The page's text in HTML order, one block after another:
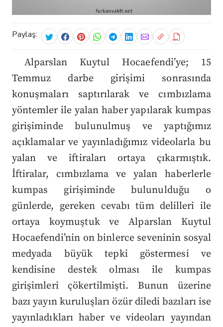
Paylaş:
Alparslan Kuytul Hocaefendi’ye; 15
Temmuz darbe girişimi sonrasında
konuşmaları saptırılarak ve cımbızlama
yöntemler ile yalan haber yapılarak kumpas
girişiminde bulunulmuş ve yaptığımız
açıklamalar ve yayınladığımız videolarla bu
yalan ve iftiraları ortaya çıkarmıştık.
İftiralar, cımbızlama ve yalan haberlerle
kumpas girişiminde bulunulduğu o
günlerde, gereken cevabı tüm delilleri ile
ortaya koymuştuk ve Alparslan Kuytul
Hocaefendi’nin on binlerce seveninin sosyal
medyada büyük tepki göstermesi ve
kendisine destek olması ile kumpas
girişimleri çökertilmişti. Bunun üzerine
bazı yayın kuruluşları özür diledi bazıları ise
yayınladıkları haber ve videoları yayından